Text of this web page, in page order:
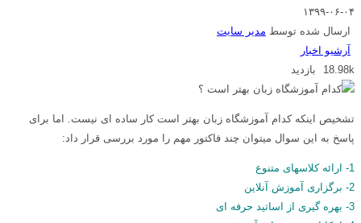
۱۳۹۹-۰۶-۰۴
ارسال شده توسط مدیر سایت
آرشیو اخبار
18.98k بازدید
تشخیص اینکه کدام آموزشگاه زبان بهتر است کار ساده ای نیست. اما برای
پاسخ به این سوال میتوان چند فاکتور مهم را مورد بررسی قرار داد:
1- ارائه کلاسهای متنوع
2- برگزاری آموزش آنلاین
3- بهره گیری از اساتید حرفه ای